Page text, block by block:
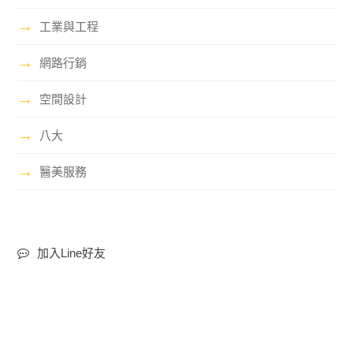
→ 工業與工程
→ 網路行銷
→ 空間設計
→ 八大
→ 醫美服務
加入Line好友